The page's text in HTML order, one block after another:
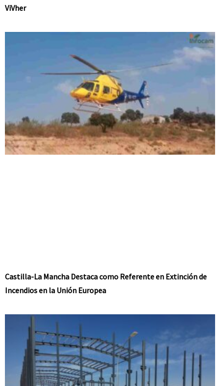
ViVher
Castilla-La Mancha Destaca como Referente en Extinción de
Incendios en la Unión Europea